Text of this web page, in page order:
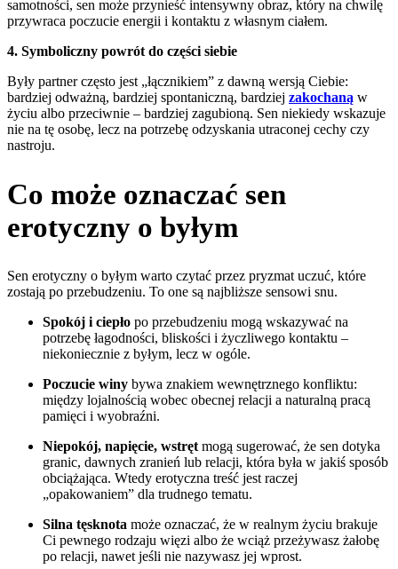
samotności, sen może przynieść intensywny obraz, który na chwilę
przywraca poczucie energii i kontaktu z własnym ciałem.
4. Symboliczny powrót do części siebie
Były partner często jest „łącznikiem” z dawną wersją Ciebie:
bardziej odważną, bardziej spontaniczną, bardziej zakochaną w
życiu albo przeciwnie – bardziej zagubioną. Sen niekiedy wskazuje
nie na tę osobę, lecz na potrzebę odzyskania utraconej cechy czy
nastroju.
Co może oznaczać sen
erotyczny o byłym
Sen erotyczny o byłym warto czytać przez pryzmat uczuć, które
zostają po przebudzeniu. To one są najbliższe sensowi snu.
Spokój i ciepło po przebudzeniu mogą wskazywać na
potrzebę łagodności, bliskości i życzliwego kontaktu –
niekoniecznie z byłym, lecz w ogóle.
Poczucie winy bywa znakiem wewnętrznego konfliktu:
między lojalnością wobec obecnej relacji a naturalną pracą
pamięci i wyobraźni.
Niepokój, napięcie, wstręt mogą sugerować, że sen dotyka
granic, dawnych zranień lub relacji, która była w jakiś sposób
obciążająca. Wtedy erotyczna treść jest raczej
„opakowaniem” dla trudnego tematu.
Silna tęsknota może oznaczać, że w realnym życiu brakuje
Ci pewnego rodzaju więzi albo że wciąż przeżywasz żałobę
po relacji, nawet jeśli nie nazywasz jej wprost.